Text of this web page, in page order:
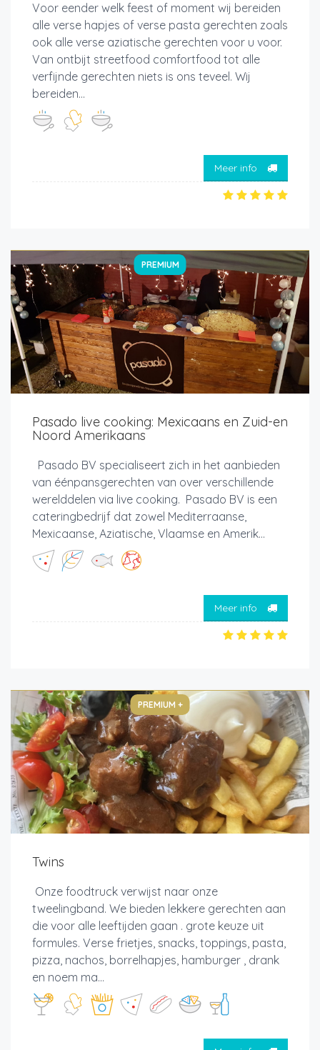
Voor eender welk feest of moment wij bereiden
alle verse hapjes of verse pasta gerechten zoals
ook alle verse aziatische gerechten voor u voor.
Van ontbijt streetfood comfortfood tot alle
verfijnde gerechten niets is ons teveel. Wij
bereiden...
Meer info
PREMIUM
Pasado live cooking: Mexicaans en Zuid-en
Noord Amerikaans
Pasado BV specialiseert zich in het aanbieden
van éénpansgerechten van over verschillende
werelddelen via live cooking. Pasado BV is een
cateringbedrijf dat zowel Mediterraanse,
Mexicaanse, Aziatische, Vlaamse en Amerik...
Meer info
PREMIUM +
Twins
Onze foodtruck verwijst naar onze
tweelingband. We bieden lekkere gerechten aan
die voor alle leeftijden gaan . grote keuze uit
formules. Verse frietjes, snacks, toppings, pasta,
pizza, nachos, borrelhapjes, hamburger , drank
en noem ma...